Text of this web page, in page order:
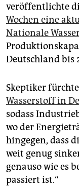
veröffentlichte
Wochen eine
Nationale
Deutschland bis
Skeptiker
Wasserstoff in
sodass
wo der
hingegen, dass
weit genug
genauso wie es
passiert ist.“